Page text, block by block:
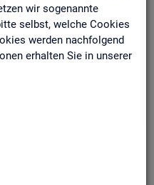
wir sogenannte
selbst, welche Cookies
werden nachfolgend
erhalten Sie in unserer
jähr­lich ak­tua­li­siert und
Be­schäf­ti­gung, Ent­
Ar­beits­stel­len und Fach­kräf­
und In­ge­nieur­be­ru­fe dif­
(z.B. Fach­kräf­te) für
Agen­tur­be­zir­ke